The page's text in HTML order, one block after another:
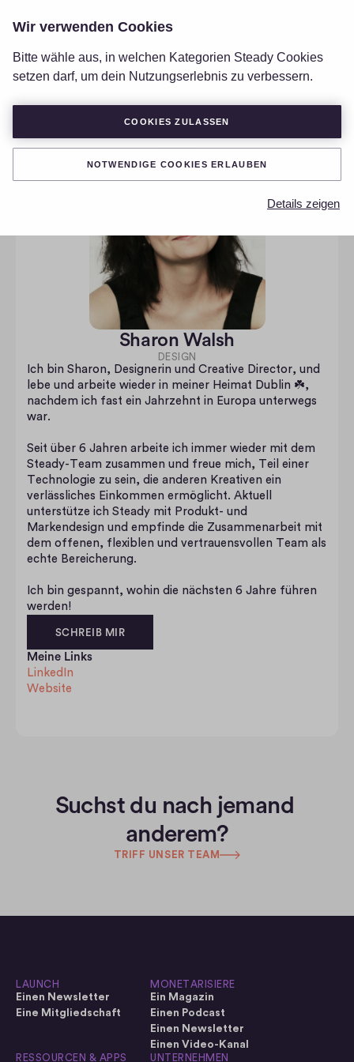
Wir verwenden Cookies
Bitte wähle aus, in welchen Kategorien Steady Cookies
setzen darf, um dein Nutzungserlebnis zu verbessern.
COOKIES ZULASSEN
NOTWENDIGE COOKIES ERLAUBEN
Details zeigen
Sharon Walsh
DESIGN
Ich bin Sharon, Designerin und Creative Director, und
lebe und arbeite wieder in meiner Heimat Dublin ☘️,
nachdem ich fast ein Jahrzehnt in Europa unterwegs
war.
Seit über 6 Jahren arbeite ich immer wieder mit dem
Steady-Team zusammen und freue mich, Teil einer
Technologie zu sein, die anderen Kreativen ein
verlässliches Einkommen ermöglicht. Aktuell
unterstütze ich Steady mit Produkt- und
Markendesign und empfinde die Zusammenarbeit mit
dem offenen, flexiblen und vertrauensvollen Team als
echte Bereicherung.
Ich bin gespannt, wohin die nächsten 6 Jahre führen
werden!
SCHREIB MIR
Meine Links
LinkedIn
Website
Suchst du nach jemand
anderem?
TRIFF UNSER TEAM
LAUNCH
Einen Newsletter
Eine Mitgliedschaft
MONETARISIERE
Ein Magazin
Einen Podcast
Einen Newsletter
Einen Video-Kanal
RESSOURCEN & APPS UNTERNEHMEN